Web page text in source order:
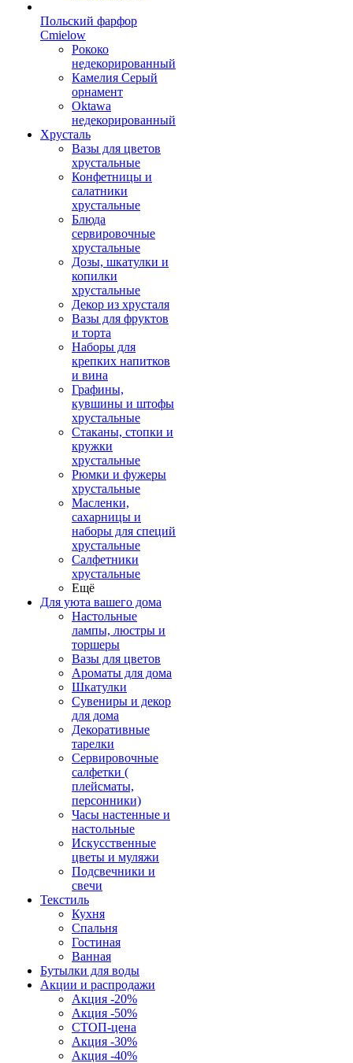
Польский фарфор
Сmielow
Рококо
недекорированный
Камелия Серый
орнамент
Oktawa
недекорированный
Хрусталь
Вазы для цветов
хрустальные
Конфетницы и
салатники
хрустальные
Блюда
сервировочные
хрустальные
Дозы, шкатулки и
копилки
хрустальные
Декор из хрусталя
Вазы для фруктов
и торта
Наборы для
крепких напитков
и вина
Графины,
кувшины и штофы
хрустальные
Стаканы, стопки и
кружки
хрустальные
Рюмки и фужеры
хрустальные
Масленки,
сахарницы и
наборы для специй
хрустальные
Салфетники
хрустальные
Ещё
Для уюта вашего дома
Настольные
лампы, люстры и
торшеры
Вазы для цветов
Ароматы для дома
Шкатулки
Сувениры и декор
для дома
Декоративные
тарелки
Сервировочные
салфетки (
плейсматы,
персонники)
Часы настенные и
настольные
Искусственные
цветы и муляжи
Подсвечники и
свечи
Текстиль
Кухня
Спальня
Гостиная
Ванная
Бутылки для воды
Акции и распродажи
Акция -20%
Акция -50%
СТОП-цена
Акция -30%
Акция -40%